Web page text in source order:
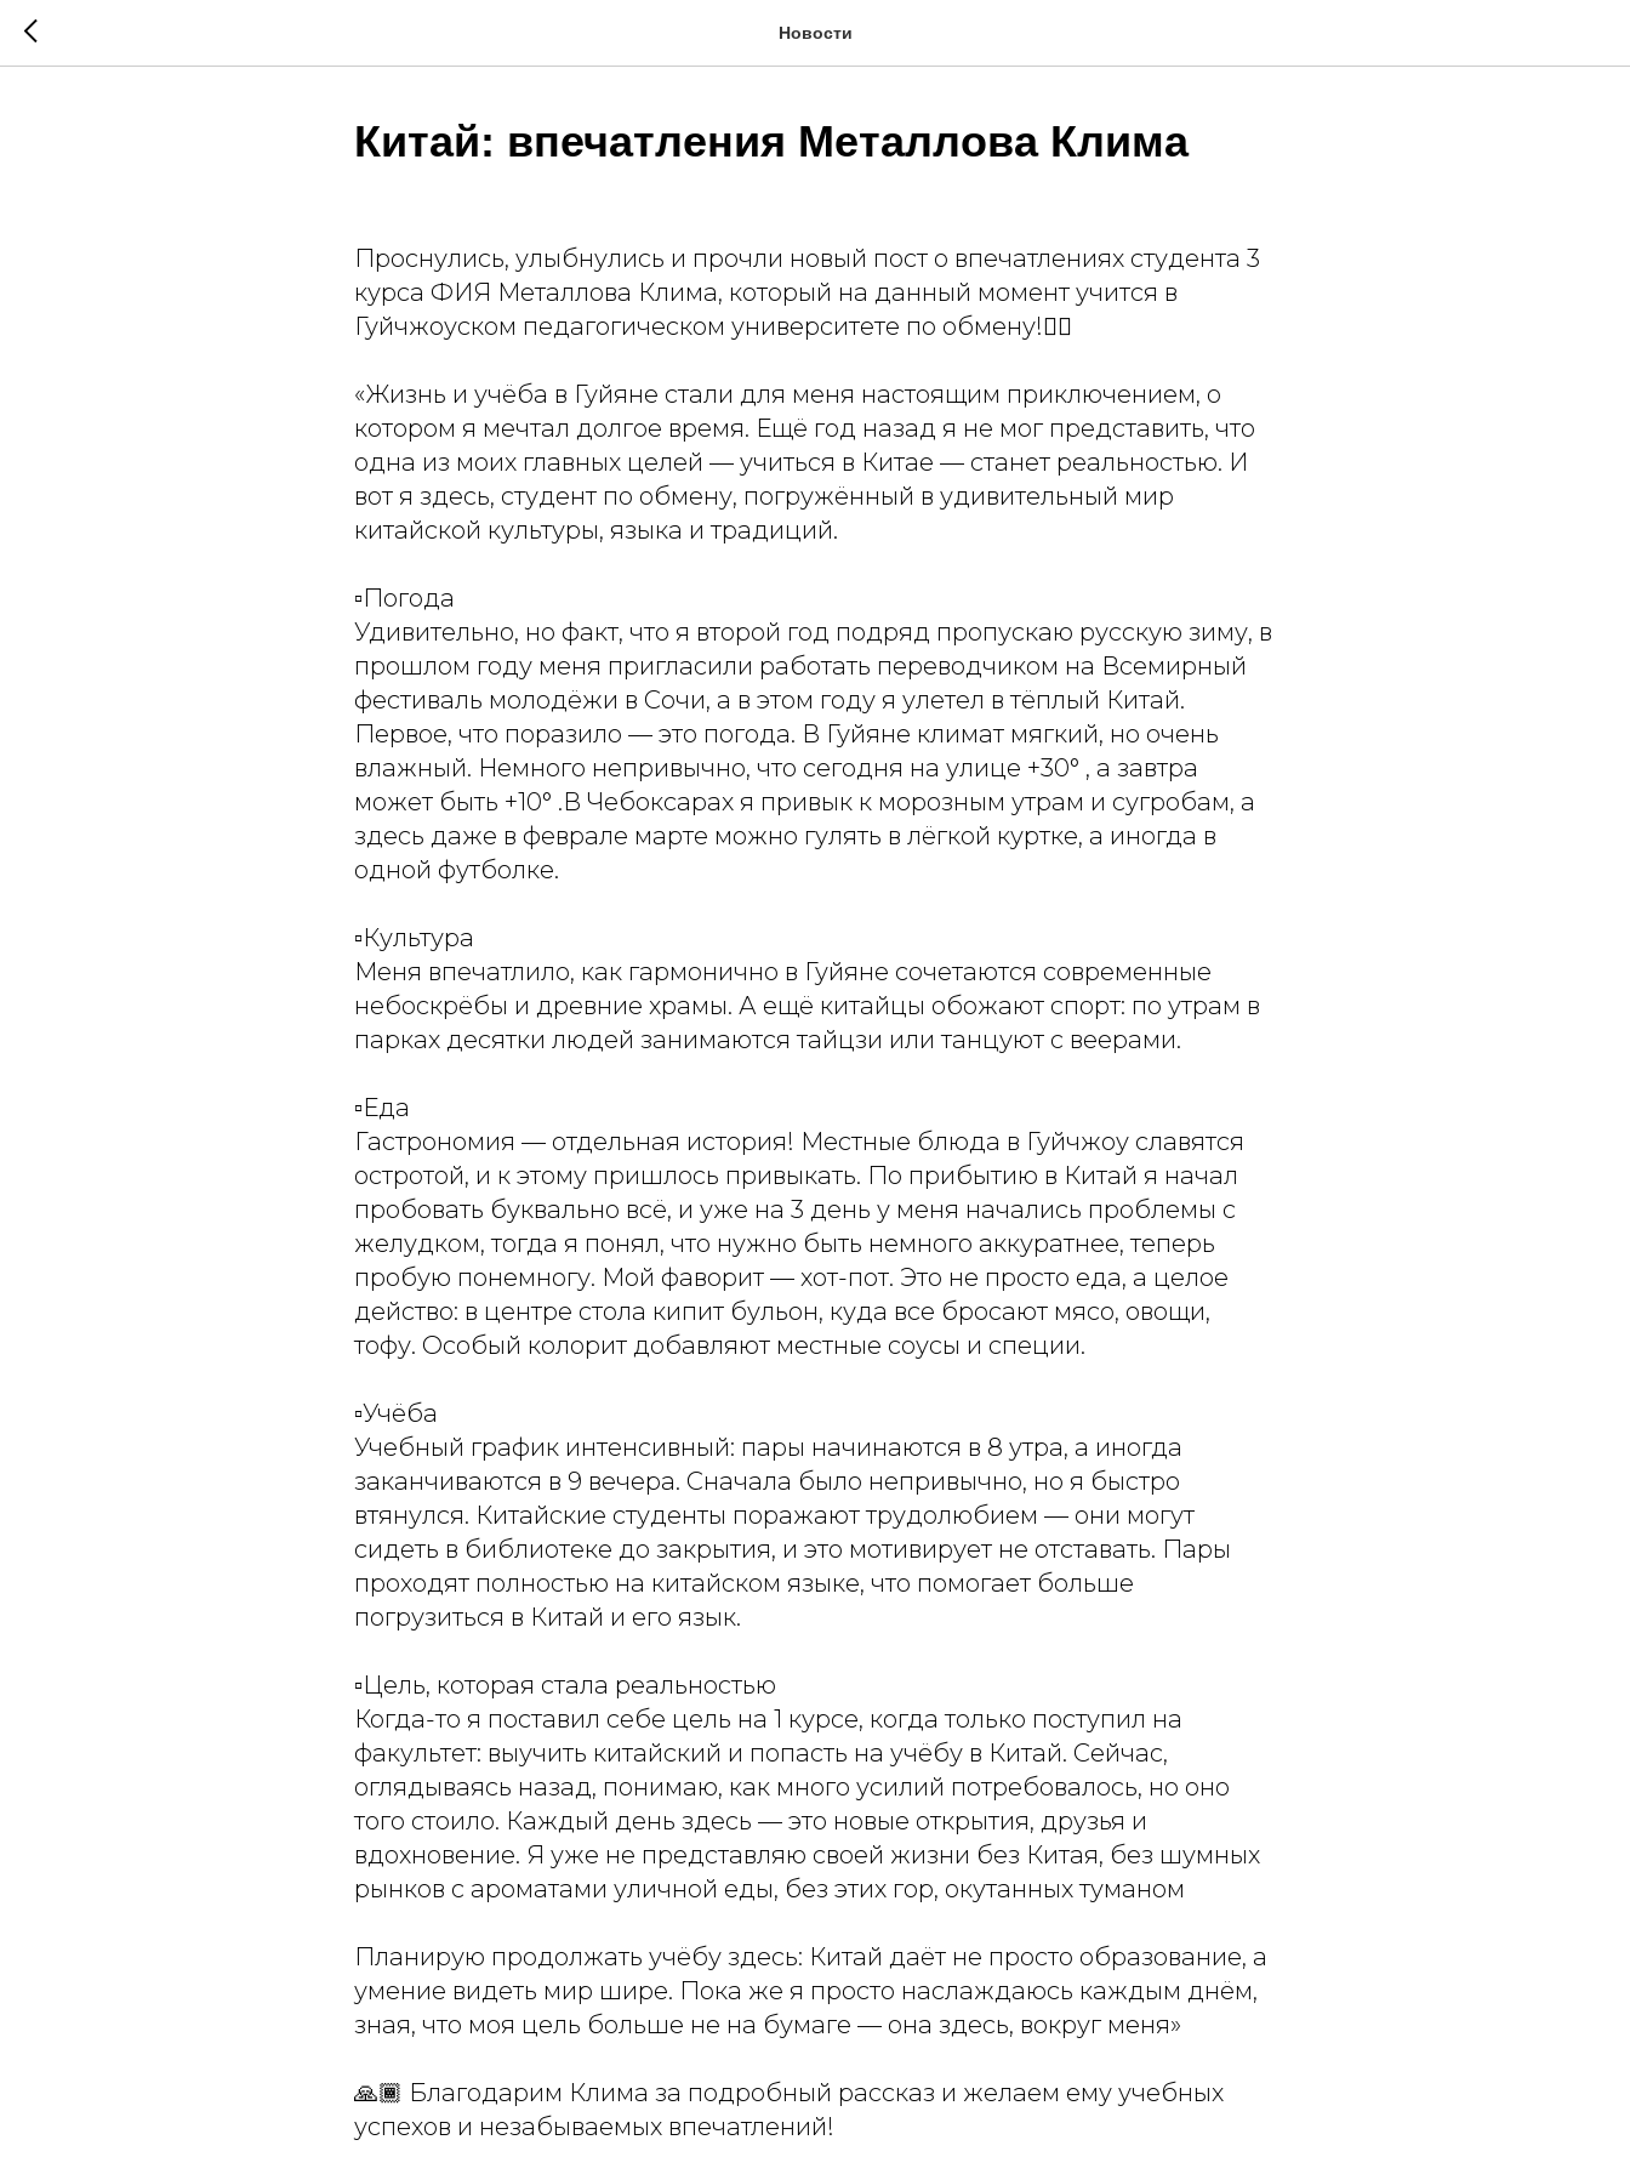
Новости
Китай: впечатления Металлова Клима
Проснулись, улыбнулись и прочли новый пост о впечатлениях студента 3
курса ФИЯ Металлова Клима, который на данный момент учится в
Гуйчжоуском педагогическом университете по обмену!👇🏾
«Жизнь и учёба в Гуйяне стали для меня настоящим приключением, о
котором я мечтал долгое время. Ещё год назад я не мог представить, что
одна из моих главных целей — учиться в Китае — станет реальностью. И
вот я здесь, студент по обмену, погружённый в удивительный мир
китайской культуры, языка и традиций.
▫️Погода
Удивительно, но факт, что я второй год подряд пропускаю русскую зиму, в
прошлом году меня пригласили работать переводчиком на Всемирный
фестиваль молодёжи в Сочи, а в этом году я улетел в тёплый Китай.
Первое, что поразило — это погода. В Гуйяне климат мягкий, но очень
влажный. Немного непривычно, что сегодня на улице +30° , а завтра
может быть +10° .В Чебоксарах я привык к морозным утрам и сугробам, а
здесь даже в феврале марте можно гулять в лёгкой куртке, а иногда в
одной футболке.
▫️Культура
Меня впечатлило, как гармонично в Гуйяне сочетаются современные
небоскрёбы и древние храмы. А ещё китайцы обожают спорт: по утрам в
парках десятки людей занимаются тайцзи или танцуют с веерами.
▫️Еда
Гастрономия — отдельная история! Местные блюда в Гуйчжоу славятся
остротой, и к этому пришлось привыкать. По прибытию в Китай я начал
пробовать буквально всё, и уже на 3 день у меня начались проблемы с
желудком, тогда я понял, что нужно быть немного аккуратнее, теперь
пробую понемногу. Мой фаворит — хот-пот. Это не просто еда, а целое
действо: в центре стола кипит бульон, куда все бросают мясо, овощи,
тофу. Особый колорит добавляют местные соусы и специи.
▫️Учёба
Учебный график интенсивный: пары начинаются в 8 утра, а иногда
заканчиваются в 9 вечера. Сначала было непривычно, но я быстро
втянулся. Китайские студенты поражают трудолюбием — они могут
сидеть в библиотеке до закрытия, и это мотивирует не отставать. Пары
проходят полностью на китайском языке, что помогает больше
погрузиться в Китай и его язык.
▫️Цель, которая стала реальностью
Когда-то я поставил себе цель на 1 курсе, когда только поступил на
факультет: выучить китайский и попасть на учёбу в Китай. Сейчас,
оглядываясь назад, понимаю, как много усилий потребовалось, но оно
того стоило. Каждый день здесь — это новые открытия, друзья и
вдохновение. Я уже не представляю своей жизни без Китая, без шумных
рынков с ароматами уличной еды, без этих гор, окутанных туманом
Планирую продолжать учёбу здесь: Китай даёт не просто образование, а
умение видеть мир шире. Пока же я просто наслаждаюсь каждым днём,
зная, что моя цель больше не на бумаге — она здесь, вокруг меня»
🙏🏾 Благодарим Клима за подробный рассказ и желаем ему учебных
успехов и незабываемых впечатлений!